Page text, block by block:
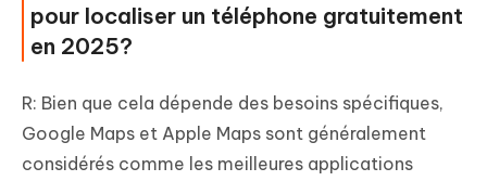
pour localiser un téléphone gratuitement
en 2025?
R: Bien que cela dépende des besoins spécifiques,
Google Maps et Apple Maps sont généralement
considérés comme les meilleures applications